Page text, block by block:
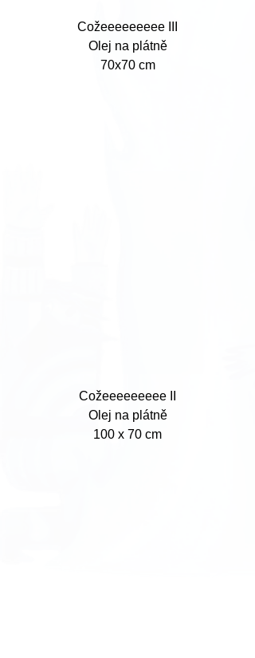
Cožeeeeeeeee III
Olej na plátně
70x70 cm
Cožeeeeeeeee II
Olej na plátně
100 x 70 cm